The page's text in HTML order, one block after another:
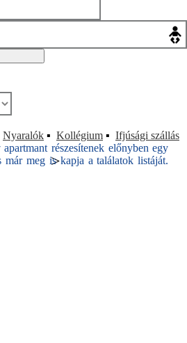
>
Nyaralók ▪ Kollégium ▪ Ifjúsági szállás
részesítenek előnyben egy
már meg is kapja a találatok listáját.